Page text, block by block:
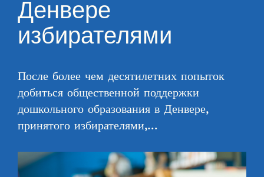
Денвере
избирателями
После более чем десятилетних попыток
добиться общественной поддержки
дошкольного образования в Денвере,
принятого избирателями,…